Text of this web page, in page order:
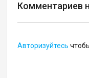
Комментариев
Авторизуйтесь